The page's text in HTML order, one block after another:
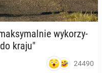
wy­ko­rzy­
kraju"
24490